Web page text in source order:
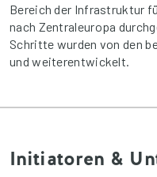
Bereich der Infrastruktur
nach Zentraleuropa
Schritte wurden von den
und weiterentwickelt.
Initiatoren &